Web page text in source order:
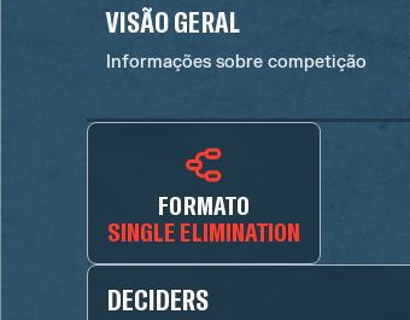
VISÃO GERAL
Informações sobre competição
FORMATO
SINGLE ELIMINATION
DECIDERS